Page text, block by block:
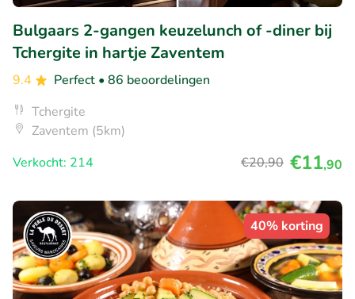
Bulgaars 2-gangen keuzelunch of -diner bij
Tchergite in hartje Zaventem
9.4 Perfect • 86 beoordelingen
Tchergite
Zaventem (5km)
Verkocht: 214
€20,90 €11,90
40% korting